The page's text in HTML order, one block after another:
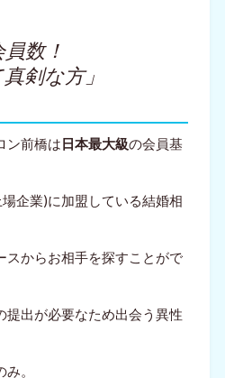
数！
剣な方」
ン前橋は日本最大級の会員基
企業)に加盟している結婚相
スからお相手を探すことがで
提出が必要なため出会う異性
。